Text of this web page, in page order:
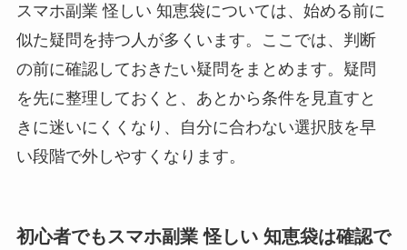
スマホ副業 怪しい 知恵袋については、始める前に
似た疑問を持つ人が多くいます。ここでは、判断
の前に確認しておきたい疑問をまとめます。疑問
を先に整理しておくと、あとから条件を見直すと
きに迷いにくくなり、自分に合わない選択肢を早
い段階で外しやすくなります。
初心者でもスマホ副業 怪しい 知恵袋は確認で